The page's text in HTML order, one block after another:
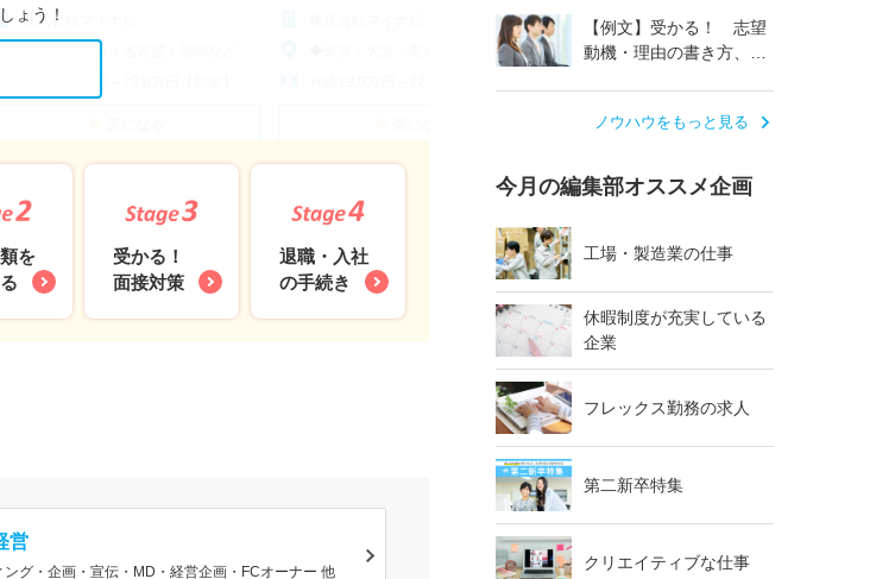
【例文】受かる！ 志望
動機・理由の書き方、伝
ノウハウをもっと見る
今月の編集部オススメ企画
工場・製造業の仕事
休暇制度が充実している
企業
フレックス勤務の求人
第二新卒特集
クリエイティブな仕事
ょう！
株式会社マイナビ
◆東京・大阪・名古屋・福岡など全国各地で積極採用中◆
を
受かる！
面接対策
退職・入社
の手続き
営
ング・企画・宣伝・MD・経営企画・FCオーナー 他